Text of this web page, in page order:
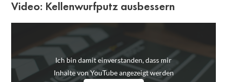
Video: Kellenwurfputz ausbessern
Ich bin damit einverstanden, dass mir
Inhalte von YouTube angezeigt werden